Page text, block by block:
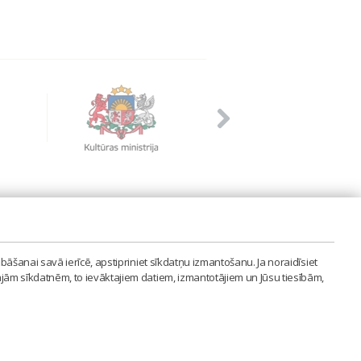
savā ierīcē, apstipriniet sīkdatņu izmantošanu. Ja noraidīsiet
sīkdatnēm, to ievāktajiem datiem, izmantotājiem un Jūsu tiesībām,